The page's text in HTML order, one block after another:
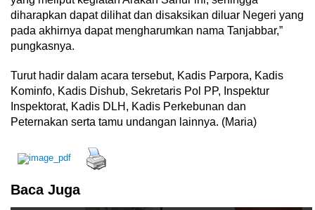
diharapkan dapat dilihat dan disaksikan diluar Negeri yang
pada akhirnya dapat mengharumkan nama Tanjabbar,”
pungkasnya.
Turut hadir dalam acara tersebut, Kadis Parpora, Kadis
Kominfo, Kadis Dishub, Sekretaris Pol PP, Inspektur
Inspektorat, Kadis DLH, Kadis Perkebunan dan
Peternakan serta tamu undangan lainnya. (Maria)
Baca Juga